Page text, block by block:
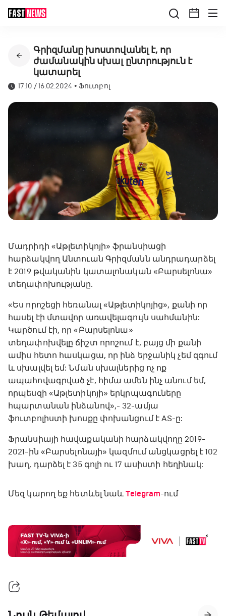
Գրիզմանը խոստովանել է, որ
ժամանակին սխալ ընտրություն է
կատարել
17:10 / 16.02.2024 •Ֆուտբոլ
Մադրիդի «Աթլետիկոյի» ֆրանսիացի
հարձակվող Անտուան Գրիզմանն անդրադարձել
է 2019 թվականին կատալոնական «Բարսելոնա»
տեղափոխությանը.
«Ես որոշեցի հեռանալ «Աթլետիկոյից», քանի որ
հասել էի մտավոր առավելագույն սահմանին:
Կարծում էի, որ «Բարսելոնա»
տեղափոխվելը ճիշտ որոշում է, բայց մի քանի
ամիս հետո հասկացա, որ ինձ երջանիկ չեմ զգում
և սխալվել եմ: Նման սխալներից ոչ ոք
ապահովագրված չէ, հիմա ամեն ինչ անում եմ,
որպեսզի «Աթլետիկոյի» երկրպագուները
հպարտանան ինձանով»,- 32-ամյա
ֆուտբոլիստի խոսքը փոխանցում է AS-ը:
Ֆրանսիայի հավաքականի հարձակվողը 2019-
2021-ին «Բարսելոնայի» կազմում անցկացրել է 102
խաղ, դարձել է 35 գոլի ու 17 ասիստի հեղինակ:
Մեզ կարող եք հետևել նաև Telegram-ում